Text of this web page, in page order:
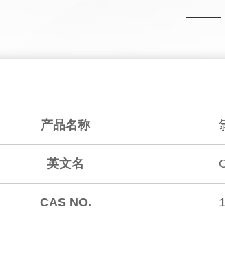
产品名称
英文名
CAS NO.